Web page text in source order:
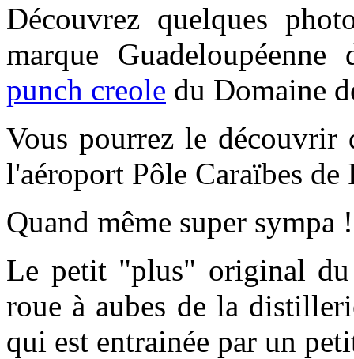
Découvrez quelques
marque
punch creole du Domaine
Vous pourrez le découvrir
l'aéroport Pôle Caraïbes de
Quand même super sympa !
Le petit "plus" original du
roue à aubes de la
qui est entrainée par un